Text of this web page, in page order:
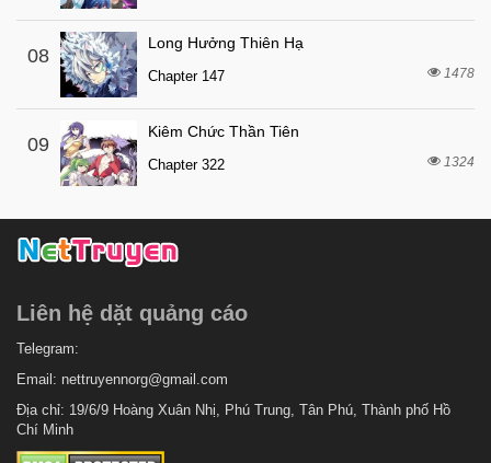
Chapter 136 3 tháng trước
Chapter 135
Chapter 134
Chapter 133 4 tháng trước
Chapter 132
Chapter 130
Chapter 128 4 tháng trước
Chapter 127
Chapter 126
Chapter 125 4 tháng trước
08
Long Hưởng Thiên Hạ
Chapter 147 1478
09
Kiêm Chức Thần Tiên
Chapter 322 1324
Liên hệ dặt quảng cáo
Telegram:
Email: nettruyennorg@gmail.com
Địa chỉ: 19/6/9 Hoàng Xuân Nhị, Phú Trung, Tân Phú, Thành phố Hồ
Chí Minh